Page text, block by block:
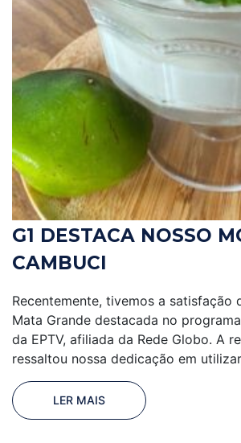
G1 DESTACA NOSSO
CAMBUCI
Recentemente, tivemos a satisfação
Mata Grande destacada no
da EPTV, afiliada da Rede Globo. A
ressaltou nossa dedicação em
LER MAIS